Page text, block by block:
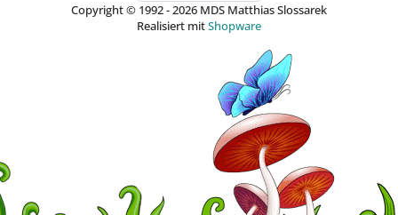
Copyright © 1992 - 2026 MDS Matthias Slossarek
Realisiert mitShopware